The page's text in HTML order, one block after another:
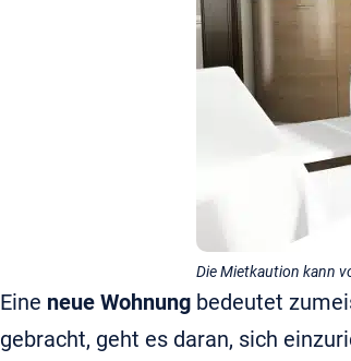
Die Mietkaution kann
Eine neue Wohnung bedeutet
gebracht, geht es daran, sich